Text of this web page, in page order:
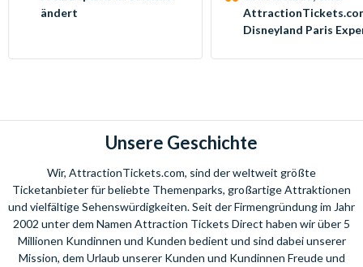
ändert
Disneyland Paris
Unsere Geschichte
Wir, AttractionTickets.com, sind der weltweit größte
Ticketanbieter für beliebte Themenparks, großartige Attraktionen
und vielfältige Sehenswürdigkeiten. Seit der Firmengründung im Jahr
2002 unter dem Namen Attraction Tickets Direct haben wir über 5
Millionen Kundinnen und Kunden bedient und sind dabei unserer
Mission, dem Urlaub unserer Kunden und Kundinnen Freude und